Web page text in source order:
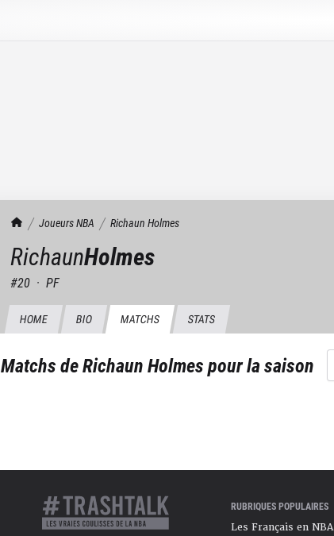
TrashTalk Actu NBA
Joueurs NBA Richaun Holmes
RichaunHolmes
#20 · PF
HOME BIO MATCHS STATS
Matchs deRichaun Holmespour la saison
RUBRIQUES POPULAIRES
Les Français en NBA